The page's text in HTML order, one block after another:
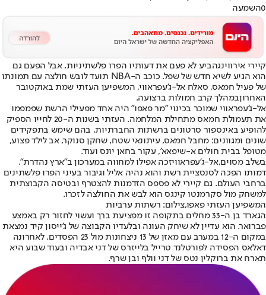
0השמעה
קיירי אירווינגהביע לא פעם את דעותיו הפרו פלשתיניות, אבל הפעם גם
הוא הגיע לשיא חדש של שפל. כוכב ה-NBA תועד לובש חולצה עם תמונתו
של פעיל חמאס, סאלח אל-ג'עפראווי, המשפיען העזתי שמת באוקטובר
האחרוןבמהלך קרב חמולות ברצועה.
אל-ג'עפראווי שמוכר בכינוי "מר פאפו" היה אחד מפעילי הרשת שפמפמו
את תעמולת חמאס מתחילת המלחמה. העזתי בשנות ה-20 לחייו הספיק
להופיע באינספור סרטונים ברשתות החברתיות, בהם שימש בתפקידים
שונים ומגוונים: מחבל חמאס, עיתונאי שטח, שחקן סנוקר, אב לילד פצוע,
מטופל בבית חולים א-שיפאא', עקור בחאן יונס ועוד.
בשלב מסוים,אל-ג'עפראוויזכה אפילו למחווה במערכון ב"ארץ נהדרת".
דמותו הפכה לסנסציית רשת והוא נהיה אליל וגיבור בעיני הפרו פלשתינים
ברחבי העולם. גם קיירי לא פספס הזדמנות להצטרף ובטיסה הקבוצתית
למשחק מול סקרמנטו קינגס הוא לבש את החולצה לזכרו.
המשפיען העזתי פאפו,צילום: רשתות ערביות
הגארד בן ה-33 מחלים בתקופה זו מפציעת ברך ועשוי לחזור רק באמצע
פברואר. הוא עדיין לא שיחק העונה ובלעדיו הקבוצה של ג'ייסון קיד נמצאת
במקום ה-12 במערב עם מאזן של 13 ניצחונות מול 23 הפסדים. לאחרונה
דאלאס הפסידה לפורטלנד טרייל בלייזרס של דני אבדיה ובעוד שבוע היא
תארח את ברוקלין נטס של דני וולף ובן שרף.